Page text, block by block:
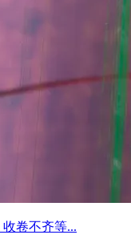
卷不齐等...